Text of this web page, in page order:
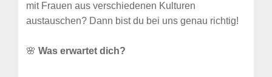
mit Frauen aus verschiedenen Kulturen
austauschen? Dann bist du bei uns genau richtig!
🌸 Was erwartet dich?